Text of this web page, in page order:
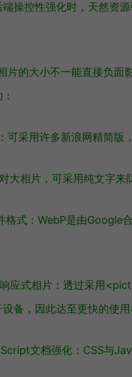
端操控性强化时，天然资
片的大小不一能直接负面
：可采用许多新浪网精简
大相片，可采用纯文字
格式：WebP是由
响应式相片：透过采用
备，因此达至更快的使用
文档强化：CSS与